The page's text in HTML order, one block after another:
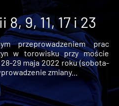
9, 11, 17 i 23
przeprowadzeniem prac
w torowisku przy moście
29 maja 2022 roku (sobota-
zmiany...